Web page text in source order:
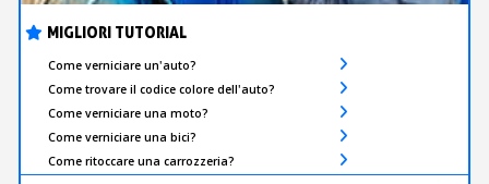
MIGLIORI TUTORIAL
Come verniciare un'auto?
Come trovare il codice colore dell'auto?
Come verniciare una moto?
Come verniciare una bici?
Come ritoccare una carrozzeria?